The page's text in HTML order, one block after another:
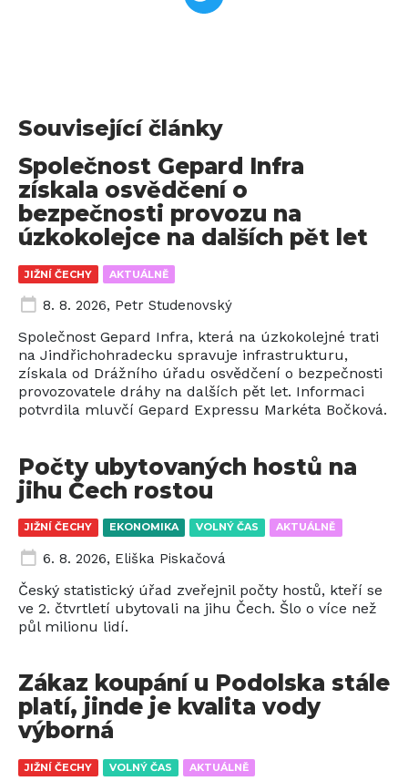
Související články
JIŽNÍ ČECHY AKTUÁLNĚ
Společnost Gepard Infra
získala osvědčení o
bezpečnosti provozu na
úzkokolejce na dalších pět let
8. 8. 2026, Petr Studenovský
Společnost Gepard Infra, která na úzkokolejné trati
na Jindřichohradecku spravuje infrastrukturu,
získala od Drážního úřadu osvědčení o bezpečnosti
provozovatele dráhy na dalších pět let. Informaci
potvrdila mluvčí Gepard Expressu Markéta Bočková.
JIŽNÍ ČECHY EKONOMIKA VOLNÝ ČAS AKTUÁLNĚ
Počty ubytovaných hostů na
jihu Čech rostou
6. 8. 2026, Eliška Piskačová
Český statistický úřad zveřejnil počty hostů, kteří se
ve 2. čtvrtletí ubytovali na jihu Čech. Šlo o více než
půl milionu lidí.
JIŽNÍ ČECHY VOLNÝ ČAS AKTUÁLNĚ
Zákaz koupání u Podolska stále
platí, jinde je kvalita vody
výborná